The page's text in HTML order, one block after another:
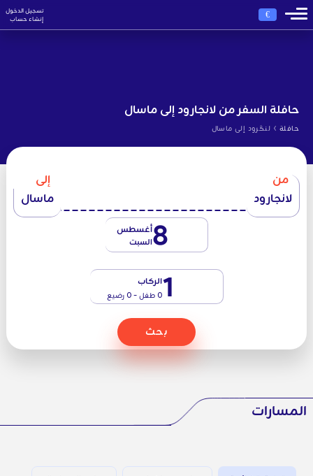
€
تسجيل الدخول
إنشاء حساب
حافلة السفر من لانجارود إلى ماسال
حافلة › لنگرود إلى ماسال
من
لانجارود
إلى
ماسال
8أغسطس
السبت
1الركاب
0 طفل - 0 رضيع
بحث
المسارات